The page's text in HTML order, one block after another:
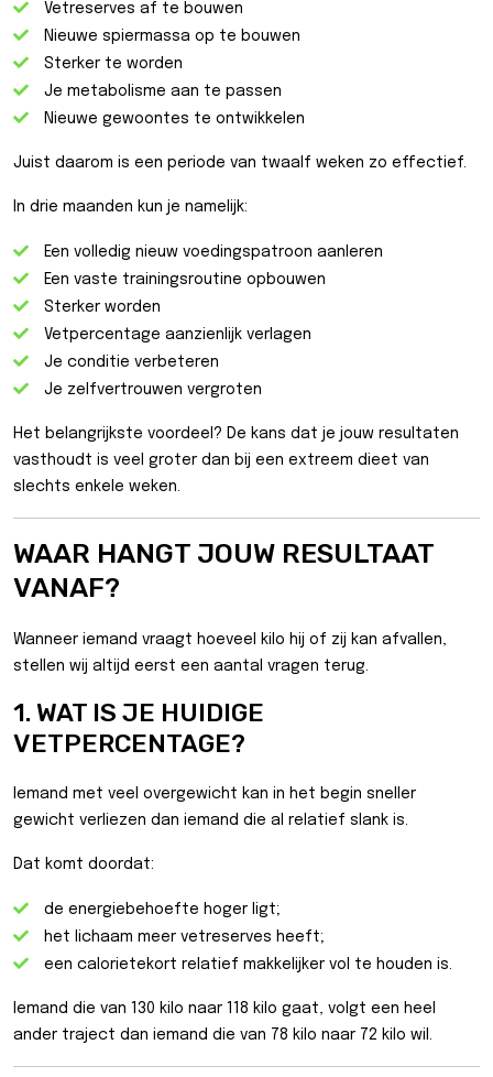
Vetreserves af te bouwen
Nieuwe spiermassa op te bouwen
Sterker te worden
Je metabolisme aan te passen
Nieuwe gewoontes te ontwikkelen
Juist daarom is een periode van twaalf weken zo effectief.
In drie maanden kun je namelijk:
Een volledig nieuw voedingspatroon aanleren
Een vaste trainingsroutine opbouwen
Sterker worden
Vetpercentage aanzienlijk verlagen
Je conditie verbeteren
Je zelfvertrouwen vergroten
Het belangrijkste voordeel? De kans dat je jouw resultaten
vasthoudt is veel groter dan bij een extreem dieet van
slechts enkele weken.
WAAR HANGT JOUW RESULTAAT
VANAF?
Wanneer iemand vraagt hoeveel kilo hij of zij kan afvallen,
stellen wij altijd eerst een aantal vragen terug.
1. WAT IS JE HUIDIGE
VETPERCENTAGE?
Iemand met veel overgewicht kan in het begin sneller
gewicht verliezen dan iemand die al relatief slank is.
Dat komt doordat:
de energiebehoefte hoger ligt;
het lichaam meer vetreserves heeft;
een calorietekort relatief makkelijker vol te houden is.
Iemand die van 130 kilo naar 118 kilo gaat, volgt een heel
ander traject dan iemand die van 78 kilo naar 72 kilo wil.